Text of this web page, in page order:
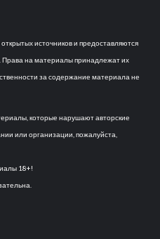
источников и предоставляются
Права на материалы принадлежат их
за содержание материала не
которые нарушают авторские
или организации, пожалуйста,
18+!